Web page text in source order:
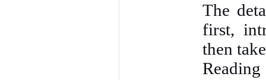
The
first,
then